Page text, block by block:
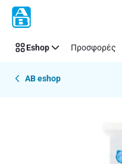
Παράλειψη
Eshop Προσφορές
AB eshop